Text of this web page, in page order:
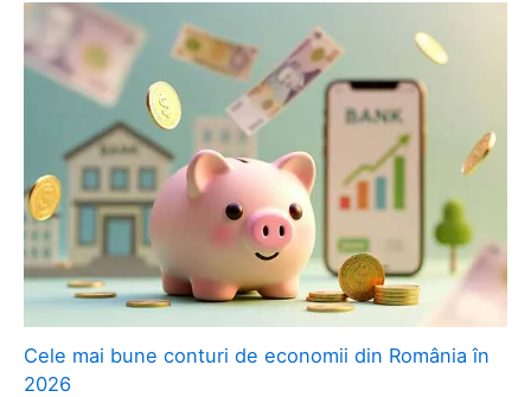
Cele mai bune conturi de economii din România în
2026